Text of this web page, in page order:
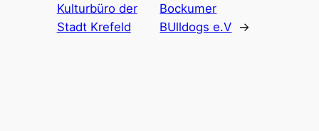
Kulturbüro der
Stadt Krefeld
Bockumer
BUlldogs e.V →